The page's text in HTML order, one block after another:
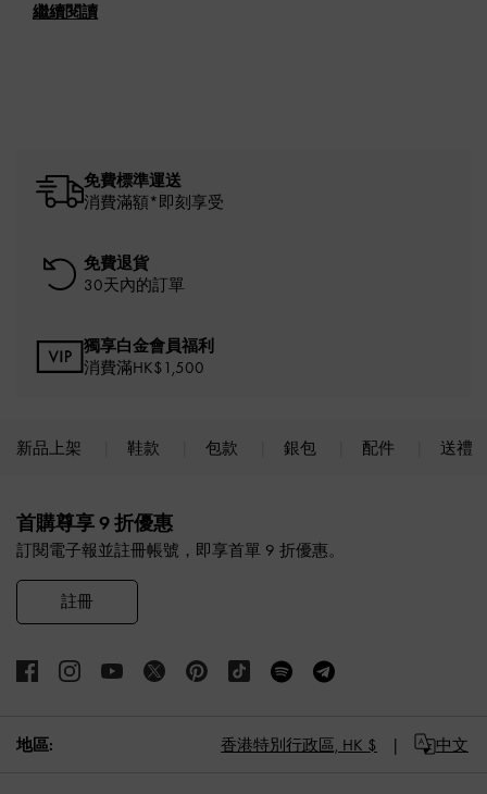
繼續閱讀
免費標準運送
消費滿額*即刻享受
免費退貨
30天內的訂單
獨享白金會員福利
消費滿HK$1,500
新品上架 鞋款 包款 銀包 配件 送禮
首購尊享 9 折優惠
訂閱電子報並註冊帳號，即享首單 9 折優惠。
註冊
地區: 香港特別行政區, HK $ 中文